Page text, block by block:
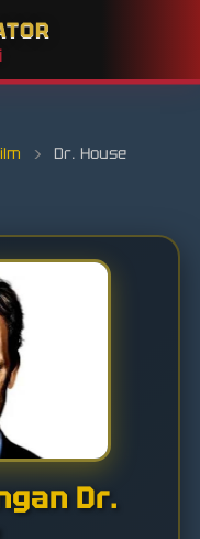
› Dr. House
Dr.